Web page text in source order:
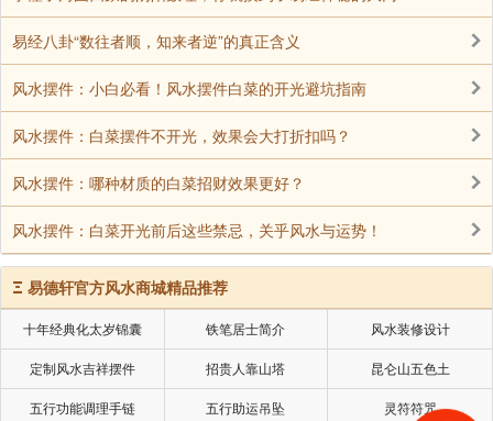
善根多厚。而且过去肯定学过这个法门，对这个法门生
欢喜心。为什么没有往生？都是临 命终时最后一念不是
阿弥陀佛。
这一生能做到吗？靠不住！ 如何叫这一生当中最后一
念能够提起佛号？那就要真精进。 从现在起，就得把万
缘放下，经上讲的话不能不听，做不到不行。当真把阿
弥陀佛放在心上，身外之物随缘，什么都好 ，用欢喜心
对待，绝不受外境障碍，要练到这个功夫，才真 有把
握。
文摘恭录—净空老和尚讲述之《净土大经科注》（第
一０五 集）2011/12/27
最后一念比什么都重要
易经八卦“数往者顺，知来者逆”的真正含义
风水摆件：小白必看！风水摆件白菜的开光避坑指南
风水摆件：白菜摆件不开光，效果会大打折扣吗？
风水摆件：哪种材质的白菜招财效果更好？
风水摆件：白菜开光前后这些禁忌，关乎风水与运势！
Ξ 易德轩官方风水商城精品推荐
十年经典化太岁锦囊 铁笔居士简介 风水装修设计
定制风水吉祥摆件 招贵人靠山塔 昆仑山五色土
五行功能调理手链 五行助运吊坠 灵符符咒